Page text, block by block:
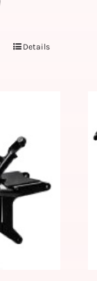
Details